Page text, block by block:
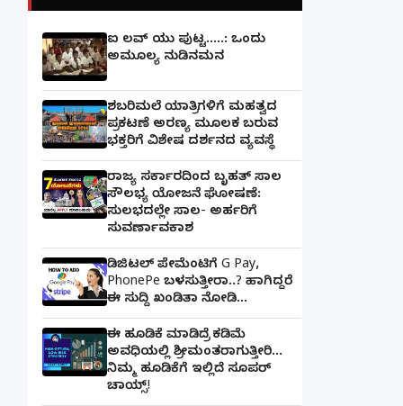
ಐ ಲವ್ ಯು ಪುಟ್ಟ.....: ಒಂದು
ಅಮೂಲ್ಯ ನುಡಿನಮನ
ಶಬರಿಮಲೆ ಯಾತ್ರಿಗಳಿಗೆ ಮಹತ್ವದ
ಪ್ರಕಟಣೆ ಅರಣ್ಯ ಮೂಲಕ ಬರುವ
ಭಕ್ತರಿಗೆ ವಿಶೇಷ ದರ್ಶನದ ವ್ಯವಸ್ಥೆ
ರಾಜ್ಯ ಸರ್ಕಾರದಿಂದ ಬೃಹತ್ ಸಾಲ
ಸೌಲಭ್ಯ ಯೋಜನೆ ಘೋಷಣೆ:
ಸುಲಭದಲ್ಲೇ ಸಾಲ- ಅರ್ಹರಿಗೆ
ಸುವರ್ಣಾವಕಾಶ
ಡಿಜಿಟಲ್ ಪೇಮೆಂಟಿಗೆ G Pay,
PhonePe ಬಳಸುತ್ತೀರಾ..? ಹಾಗಿದ್ದರೆ
ಈ ಸುದ್ದಿ ಖಂಡಿತಾ ನೋಡಿ...
ಈ ಹೂಡಿಕೆ ಮಾಡಿದ್ರೆ ಕಡಿಮೆ
ಅವಧಿಯಲ್ಲಿ ಶ್ರೀಮಂತರಾಗುತ್ತೀರಿ...
ನಿಮ್ಮ ಹೂಡಿಕೆಗೆ ಇಲ್ಲಿದೆ ಸೂಪರ್
ಚಾಯ್ಸ್‌!